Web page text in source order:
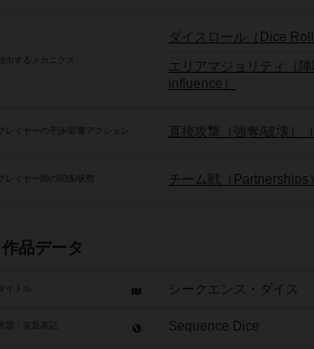
頻出するメカニクス
ダイスロール（Dice
エリアマジョリティ（
influence）
プレイヤーの干渉/影響アクション 直接攻撃（強奪/破壊）
プレイヤー間の関係/状態 チーム戦（Partnerships）
作品データ
タイトル シークエンス・ダイス
Sequence Dice